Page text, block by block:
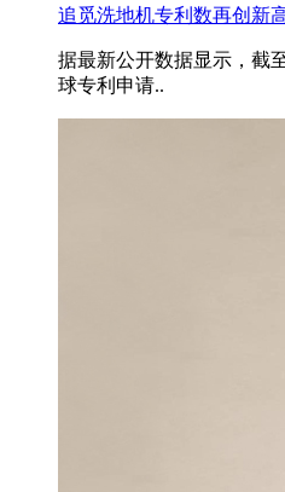
追觅洗地机专利数再创新
据最新公开数据显示，截
球专利申请..